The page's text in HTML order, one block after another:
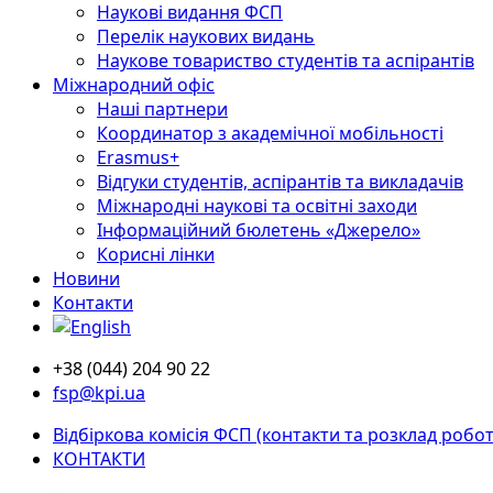
Наукові видання ФСП
Перелік наукових видань
Наукове товариство студентів та аспірантів
Міжнародний офіс
Наші партнери
Координатор з академічної мобільності
Erasmus+
Відгуки студентів, аспірантів та викладачів
Міжнародні наукові та освітні заходи
Інформаційний бюлетень «Джерело»
Корисні лінки
Новини
Контакти
+38 (044) 204 90 22
fsp@kpi.ua
Відбіркова комісія ФСП (контакти та розклад
КОНТАКТИ